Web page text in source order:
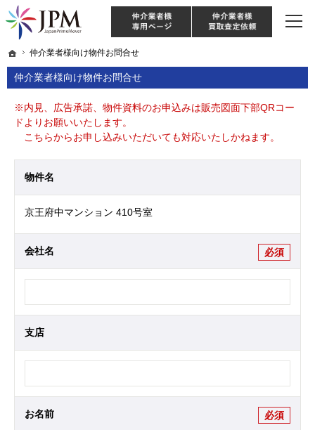
ホーム
仲介業者様向け物件お問合せ
仲介業者様向け物件お問合せ
東京・神奈川・埼玉・千葉のリノベーション住宅や中古マンションを手がける会
【物件買取強化中！】リノベーション住宅・不動産・中古マンションならJPM
※内見、広告承諾、物件資料のお申込みは販売図面下部QRコー
ドよりお願いいたします。
こちらからお申し込みいただいても対応いたしかねます。
物件名
京王府中マンション 410号室
会社名 必須
支店
お名前 必須
ホーム
仲介業者様向け物件お問合せ